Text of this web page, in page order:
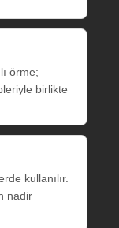
örme;
birlikte
kullanılır.
nadir